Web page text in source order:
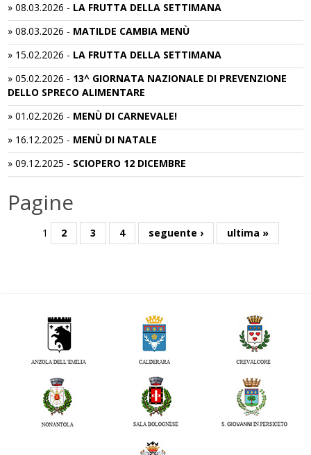
» 08.03.2026 - LA FRUTTA DELLA SETTIMANA
» 08.03.2026 - MATILDE CAMBIA MENÙ
» 15.02.2026 - LA FRUTTA DELLA SETTIMANA
» 05.02.2026 - 13^ GIORNATA NAZIONALE DI PREVENZIONE
DELLO SPRECO ALIMENTARE
» 01.02.2026 - MENÙ DI CARNEVALE!
» 16.12.2025 - MENÙ DI NATALE
» 09.12.2025 - SCIOPERO 12 DICEMBRE
Pagine
1 2 3 4 seguente › ultima »